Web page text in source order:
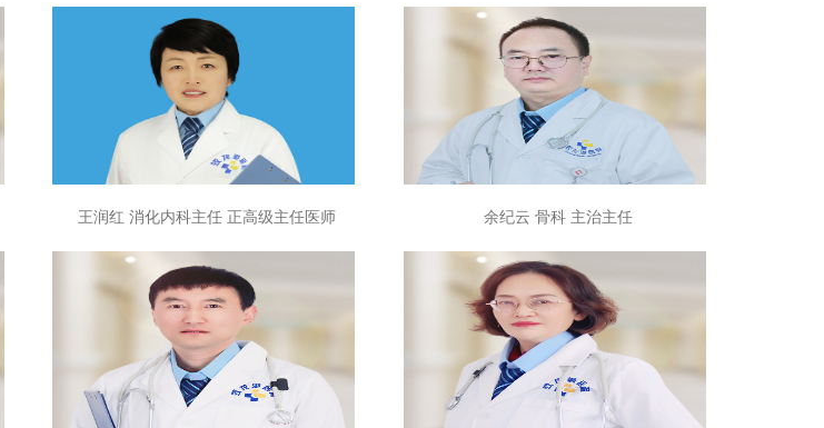
王润红 消化内科主任 正高级主任医师 余纪云 骨科 主治主任